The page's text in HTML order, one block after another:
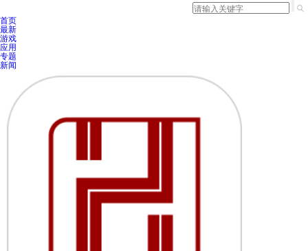
首页
最新
游戏
应用
专题
新闻